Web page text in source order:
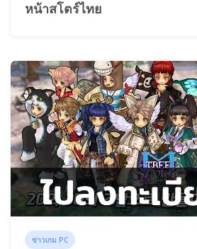
หน้าสโตร์ไทย
ข่าวเกม PC